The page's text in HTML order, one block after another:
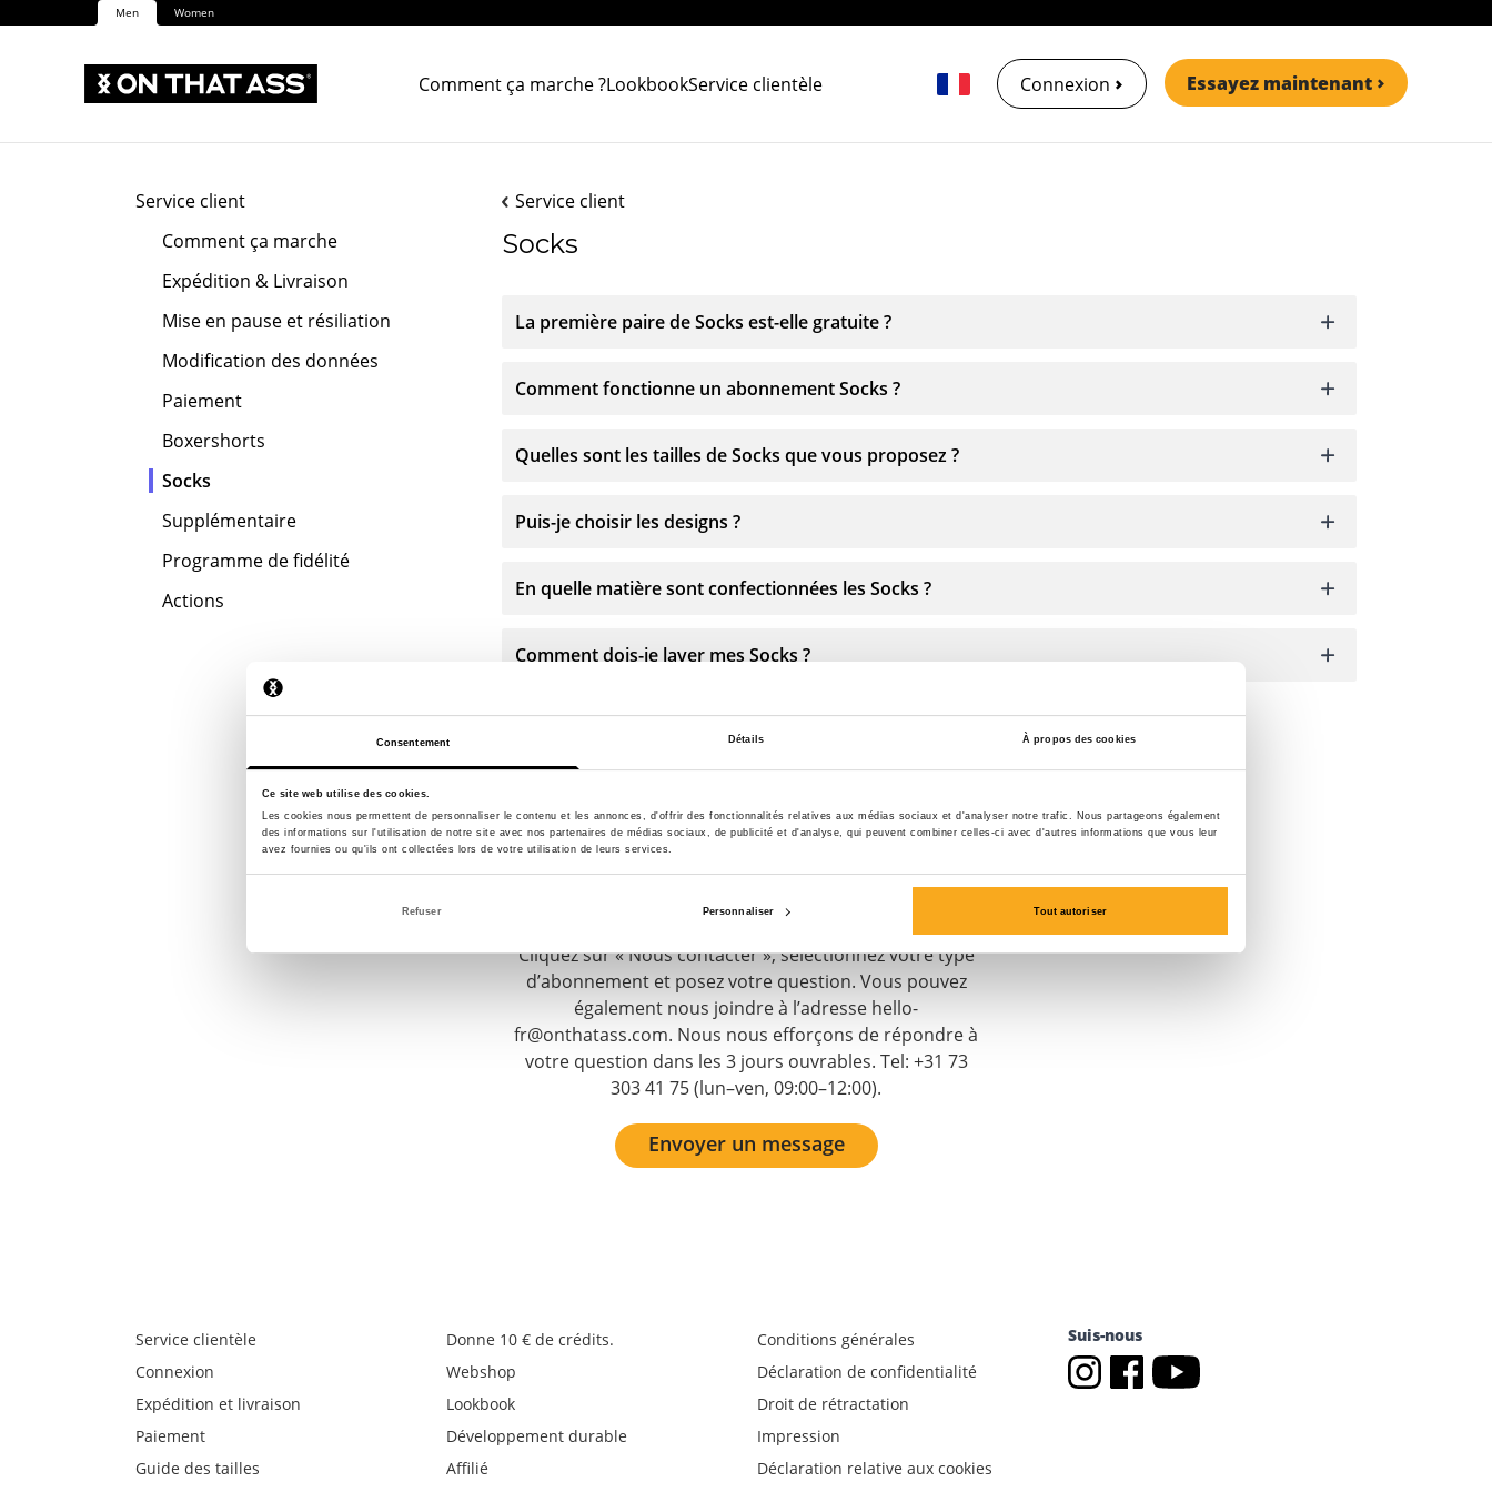
Consentement Détails À propos des cookies
Ce site web utilise des cookies.
Les cookies nous permettent de personnaliser le contenu et les annonces, d'offrir des fonctionnalités relatives aux médias sociaux et d'analyser notre trafic. Nous partageons également
des informations sur l'utilisation de notre site avec nos partenaires de médias sociaux, de publicité et d'analyse, qui peuvent combiner celles-ci avec d'autres informations que vous leur
avez fournies ou qu'ils ont collectées lors de votre utilisation de leurs services.
Refuser Personnaliser Tout autoriser
Men Women
Comment ça marche ?LookbookService clientèle Connexion Essayez maintenant
Service client
Comment ça marche
Expédition & Livraison
Mise en pause et résiliation
Modification des données
Paiement
Boxershorts
Socks
Supplémentaire
Programme de fidélité
Actions
Service client
Socks
La première paire de Socks est-elle gratuite ?
Comment fonctionne un abonnement Socks ?
Quelles sont les tailles de Socks que vous proposez ?
Puis-je choisir les designs ?
En quelle matière sont confectionnées les Socks ?
Comment dois-je laver mes Socks ?
Contacte-nous
Nous sommes à votre disposition 24 h/24 et 7 j/7 !
Cliquez sur « Nous contacter », sélectionnez votre type
d’abonnement et posez votre question. Vous pouvez
également nous joindre à l’adresse hello-
fr@onthatass.com. Nous nous efforçons de répondre à
votre question dans les 3 jours ouvrables. Tel: +31 73
303 41 75 (lun–ven, 09:00–12:00).
Envoyer un message
Service clientèle
Connexion
Expédition et livraison
Paiement
Guide des tailles
Donne 10 € de crédits.
Webshop
Lookbook
Développement durable
Affilié
Conditions générales
Déclaration de confidentialité
Droit de rétractation
Impression
Déclaration relative aux cookies
Suis-nous